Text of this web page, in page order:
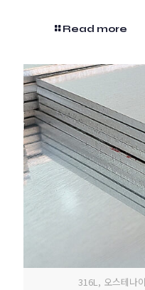
Read more
316L, 오스테나